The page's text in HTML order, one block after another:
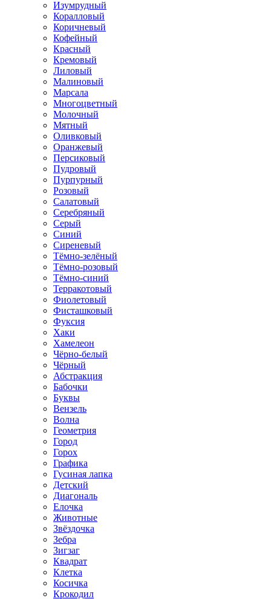
Изумрудный
Коралловый
Коричневый
Кофейный
Красный
Кремовый
Лиловый
Малиновый
Марсала
Многоцветный
Молочный
Мятный
Оливковый
Оранжевый
Персиковый
Пудровый
Пурпурный
Розовый
Салатовый
Серебряный
Серый
Синий
Сиреневый
Тёмно-зелёный
Тёмно-розовый
Тёмно-синий
Терракотовый
Фиолетовый
Фисташковый
Фуксия
Хаки
Хамелеон
Чёрно-белый
Чёрный
Абстракция
Бабочки
Буквы
Вензель
Волна
Геометрия
Город
Горох
Графика
Гусиная лапка
Детский
Диагональ
Елочка
Животные
Звёздочка
Зебра
Зигзаг
Квадрат
Клетка
Косичка
Крокодил